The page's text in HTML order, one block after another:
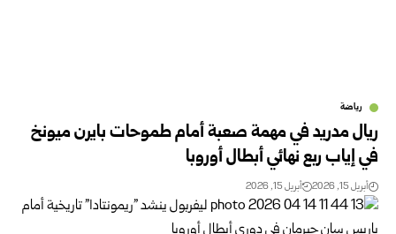
رياضة
ريال مدريد في مهمة صعبة أمام طموحات بايرن ميونخ
في إياب ربع نهائي أبطال أوروبا
أبريل 15, 2026 أبريل 15, 2026